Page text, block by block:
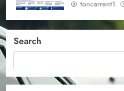
toncarrent1
Search